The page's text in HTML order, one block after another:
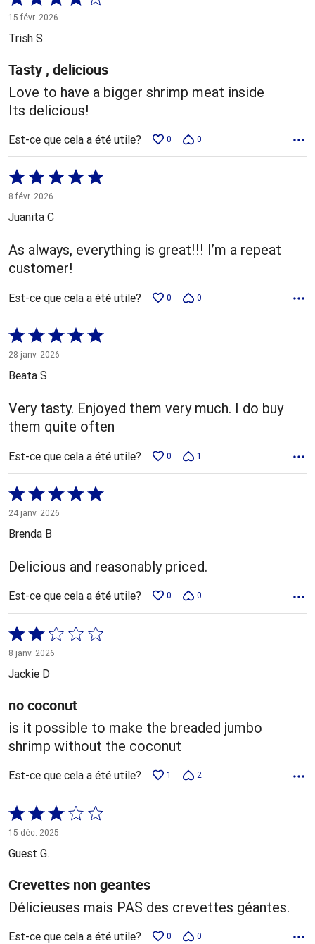
4 sur
5
15 févr. 2026
Trish S.
Tasty , delicious
Love to have a bigger shrimp meat inside
Its delicious!
Est-ce que cela a été utile? 0 0
Coté
5 sur
5
8 févr. 2026
Juanita C
As always, everything is great!!! I’m a repeat
customer!
Est-ce que cela a été utile? 0 0
Coté
5 sur
5
28 janv. 2026
Beata S
Very tasty. Enjoyed them very much. I do buy
them quite often
Est-ce que cela a été utile? 0 1
Coté
5 sur
5
24 janv. 2026
Brenda B
Delicious and reasonably priced.
Est-ce que cela a été utile? 0 0
Coté
2 sur
5
8 janv. 2026
Jackie D
no coconut
is it possible to make the breaded jumbo
shrimp without the coconut
Est-ce que cela a été utile? 1 2
Coté
3 sur
5
15 déc. 2025
Guest G.
Crevettes non geantes
Délicieuses mais PAS des crevettes géantes.
Est-ce que cela a été utile? 0 0